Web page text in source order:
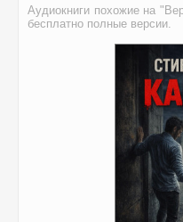
Аудиокниги похожие на
бесплатно полные версии.